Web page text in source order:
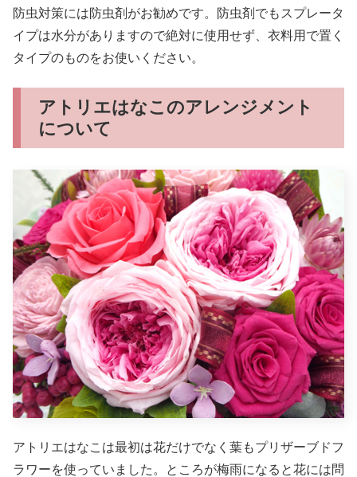
防虫対策には防虫剤がお勧めです。防虫剤でもスプレータ
イプは水分がありますので絶対に使用せず、衣料用で置く
タイプのものをお使いください。
アトリエはなこのアレンジメント
について
アトリエはなこは最初は花だけでなく葉もプリザーブドフ
ラワーを使っていました。ところが梅雨になると花には問